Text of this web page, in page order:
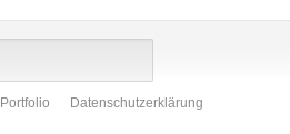
Portfolio Datenschutzerklärung